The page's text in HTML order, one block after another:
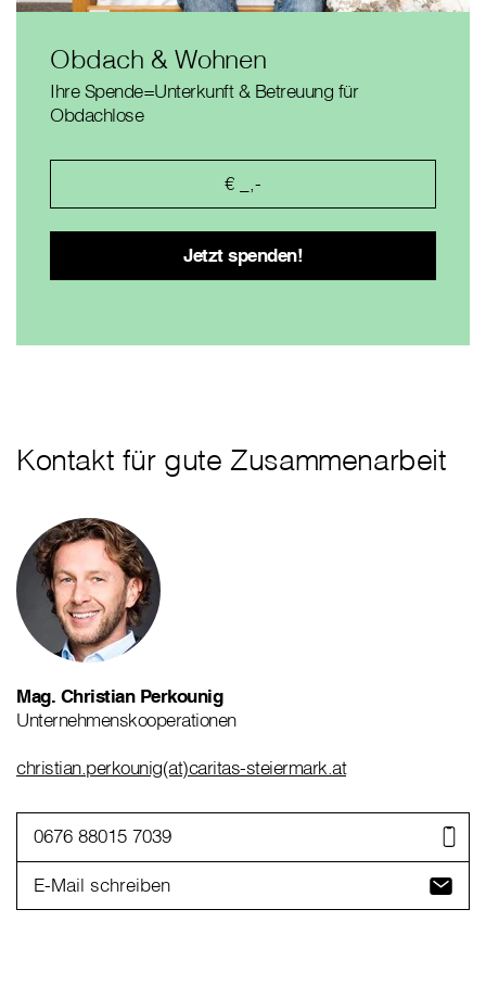
Obdach & Wohnen
Ihre Spende=Unterkunft & Betreuung für
Obdachlose
Kontakt für gute Zusammenarbeit
Mag. Christian Perkounig
Unternehmenskooperationen
christian.perkounig(at)caritas-steiermark.at
0676 88015 7039
E-Mail schreiben